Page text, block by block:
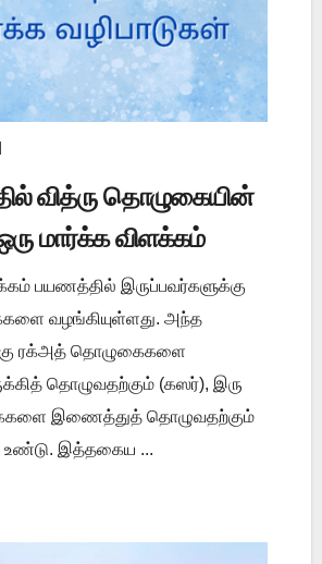
வித்ரு தொழுகையின்
மார்க்க விளக்கம்
பயணத்தில் இருப்பவர்களுக்கு
வழங்கியுள்ளது. அந்த
ரக்அத் தொழுகைகளை
தொழுவதற்கும் (கஸர்), இரு
இணைத்துத் தொழுவதற்கும்
உண்டு. இத்தகைய ...